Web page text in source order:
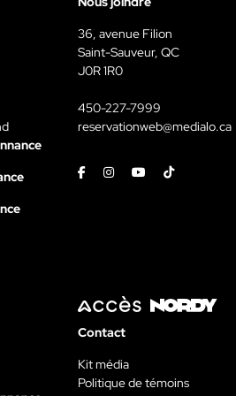
36, avenue Filion
Saint-Sauveur, QC
J0R 1R0
450-227-7999
reservationweb@medialo.ca
FacebookInstagramYoutubeTiktok
Contact
Kit média
Politique de témoins